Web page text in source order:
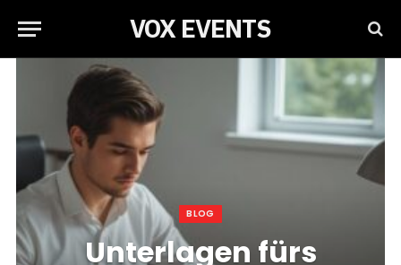
VOX EVENTS
BLOG
Unterlagen fürs